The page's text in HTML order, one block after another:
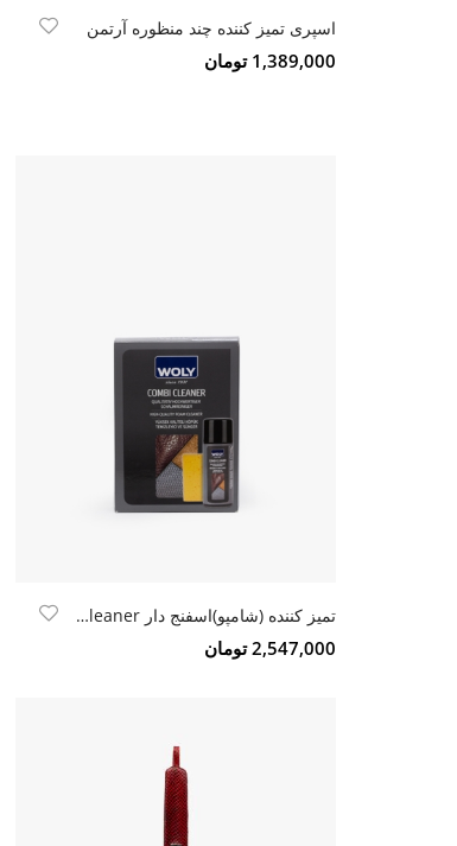
اسپری تمیز کننده چند منظوره آرتمن
1,389,000 تومان
تمیز کننده (شامپو)اسفنج دار Woly combi cleaner
2,547,000 تومان